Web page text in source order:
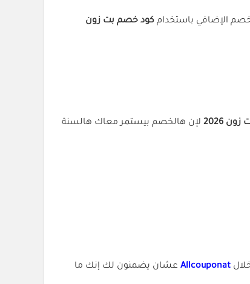
الإضافي باستخدام كود خصم بت زون
2026
لإن هالخصم بيستمر معاك هالسنة
Allcouponat عشان يضمنون لك إنك ما